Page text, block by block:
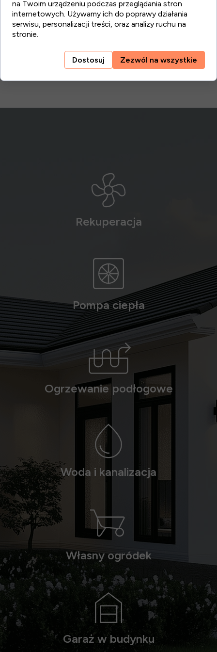
6 140 m2 6 7 900 PLN / m2 Dostępny POBIERZ
7
Rekuperacja
Pompa ciepła
Ogrzewanie podłogowe
Woda i kanalizacja
Własny ogródek
Garaż w budynku
na Twoim urządzeniu podczas przeglądania stron
internetowych. Używamy ich do poprawy działania
serwisu, personalizacji treści, oraz analizy ruchu na
stronie.
Dostosuj Zezwól na wszystkie